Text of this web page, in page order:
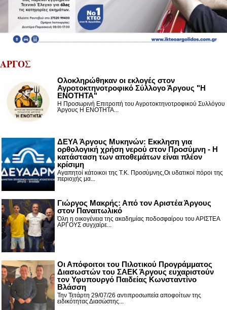
ΑΡΓΟΣ
Ολοκληρώθηκαν οι εκλογές στον
Αγροτοκτηνοτροφικό Σύλλογο Άργους "Η
ΕΝΟΤΗΤΑ"
Η Προσωρινή Επιτροπή του Αγροτοκτηνοτροφικού Συλλόγου
Άργους Η ΕΝΟΤΗΤΑ...
ΔΕΥΑ Άργους Μυκηνών: Εκκληση για
ορθολογική χρήση νερού στον Προσύμνη - Η
κατάσταση των αποθεμάτων είναι πλέον
κρίσιμη
Αγαπητοί κάτοικοι της Τ.Κ. Προσύμνης,Οι υδατικοί πόροι της
περιοχής μα...
Γιώργος Μακρής: Από τον Αριστέα Άργους
στον Παναιτωλικό
Όλη η οικογένεια της ακαδημίας ποδοσφαίρου του ΑΡΙΣΤΕΑ
ΑΡΓΟΥΣ συγχαίρε...
Οι Απόφοιτοι του Πιλοτικού Προγράμματος
Διασωστών του ΣΑΕΚ Άργους ευχαριστούν
τον Υφυπουργό Παιδείας Κωνσταντίνο
Βλάσση
Την Τετάρτη 29/07/26 αντιπροσωπεία αποφοίτων της
ειδικότητας Διασώστης...